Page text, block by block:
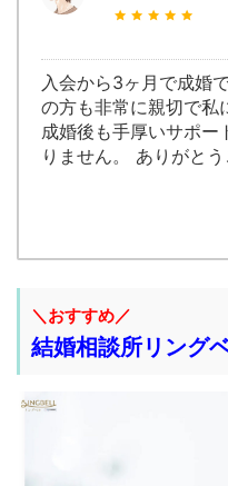
入会から3ヶ月で成婚
の方も非常に親切で私
成婚後も手厚いサポー
りません。 ありがとう
＼おすすめ／
結婚相談所リング